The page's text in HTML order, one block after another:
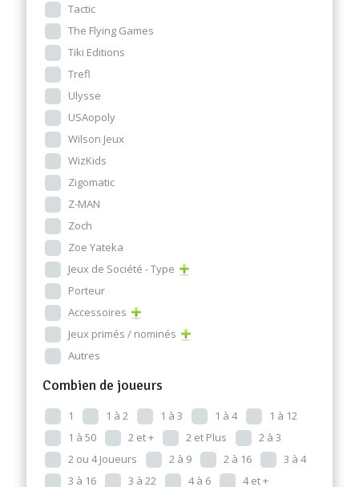
Tactic
The Flying Games
Tiki Editions
Trefl
Ulysse
USAopoly
Wilson Jeux
WizKids
Zigomatic
Z-MAN
Zoch
Zoe Yateka
Jeux de Société - Type
Porteur
Accessoires
Jeux primés / nominés
Autres
Combien de joueurs
1 1 à 2 1 à 3 1 à 4
1 à 12
1 à 50
2 et + 2 et Plus
2 à 3
2 ou 4 Joueurs
2 à 9 2 à 16
3 à 4
3 à 16
3 à 22 4 à 6
4 et +